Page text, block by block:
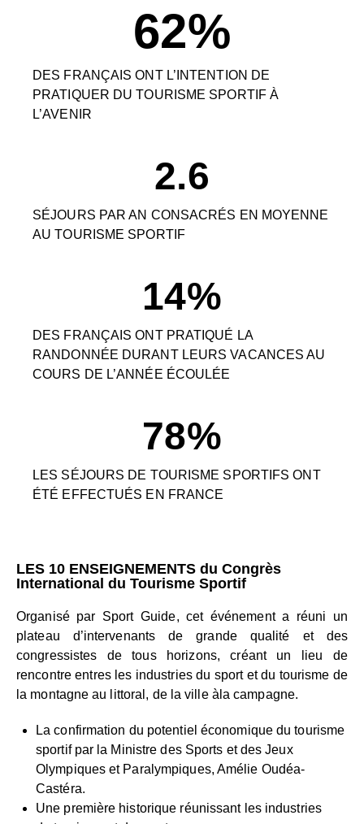
62%
DES FRANÇAIS ONT L’INTENTION DE
PRATIQUER DU TOURISME SPORTIF À
L’AVENIR
2.6
SÉJOURS PAR AN CONSACRÉS EN MOYENNE
AU TOURISME SPORTIF
14%
DES FRANÇAIS ONT PRATIQUÉ LA
RANDONNÉE DURANT LEURS VACANCES AU
COURS DE L’ANNÉE ÉCOULÉE
78%
LES SÉJOURS DE TOURISME SPORTIFS ONT
ÉTÉ EFFECTUÉS EN FRANCE
LES 10 ENSEIGNEMENTS du Congrès
International du Tourisme Sportif
Organisé par Sport Guide, cet événement a réuni un
plateau d’intervenants de grande qualité et des
congressistes de tous horizons, créant un lieu de
rencontre entres les industries du sport et du tourisme de
la montagne au littoral, de la ville àla campagne.
La confirmation du potentiel économique du tourisme
sportif par la Ministre des Sports et des Jeux
Olympiques et Paralympiques, Amélie Oudéa-
Castéra.
Une première historique réunissant les industries